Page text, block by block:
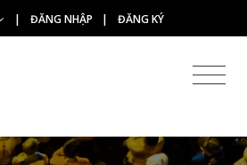
| ĐĂNG NHẬP | ĐĂNG KÝ